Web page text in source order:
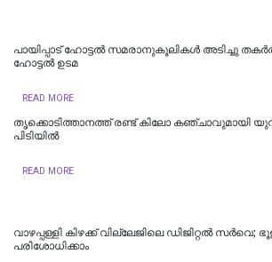
പായിപ്പാട് ഹോട്ടൽ സമരാനുകൂലികൾ അടിച്ചു
ഹോട്ടൽ ഉടമ
READ MORE
തൃക്കൊടിത്താനത്ത് രണ്ട് കിലോ കഞ്ചാവുമായി
പിടിയിൽ
READ MORE
വാഴപ്പള്ളി കിഴക്ക് വില്ലേജിലെ ഡിജിറ്റൽ
പരിശോധിക്കാം